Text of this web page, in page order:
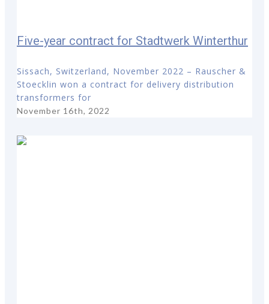
Five-year contract for Stadtwerk Winterthur
Sissach, Switzerland, November 2022 – Rauscher &
Stoecklin won a contract for delivery distribution
transformers for
November 16th, 2022